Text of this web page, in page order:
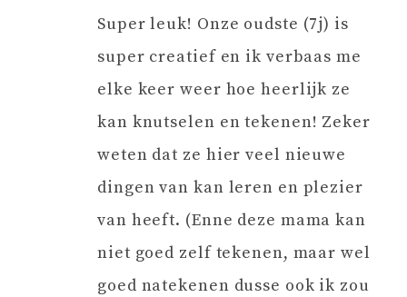
Super leuk! Onze oudste (7j) is
super creatief en ik verbaas me
elke keer weer hoe heerlijk ze
kan knutselen en tekenen! Zeker
weten dat ze hier veel nieuwe
dingen van kan leren en plezier
van heeft. (Enne deze mama kan
niet goed zelf tekenen, maar wel
goed natekenen dusse ook ik zou